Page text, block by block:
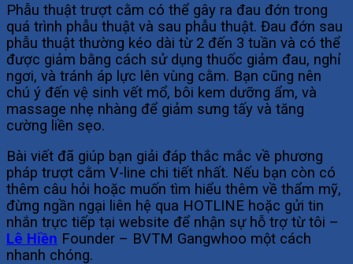
Phẫu thuật trượt cằm có thể gây ra đau đớn trong
quá trình phẫu thuật và sau phẫu thuật. Đau đớn sau
phẫu thuật thường kéo dài từ 2 đến 3 tuần và có thể
được giảm bằng cách sử dụng thuốc giảm đau, nghỉ
ngơi, và tránh áp lực lên vùng cằm. Bạn cũng nên
chú ý đến vệ sinh vết mổ, bôi kem dưỡng ẩm, và
massage nhẹ nhàng để giảm sưng tấy và tăng
cường liền sẹo.
Bài viết đã giúp bạn giải đáp thắc mắc về phương
pháp trượt cằm V-line chi tiết nhất. Nếu bạn còn có
thêm câu hỏi hoặc muốn tìm hiểu thêm về thẩm mỹ,
đừng ngần ngại liên hệ qua HOTLINE hoặc gửi tin
nhắn trực tiếp tại website để nhận sự hỗ trợ từ tôi –
Lê Hiền Founder – BVTM Gangwhoo một cách
nhanh chóng.